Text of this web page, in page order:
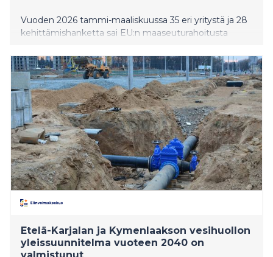
Vuoden 2026 tammi-maaliskuussa 35 eri yritystä ja 28
kehittämishanketta sai EU:n maaseuturahoitusta
ryhmien kautta. Yritysten investointeihin ja
kehittämistoimiin suunnattiin yhteensä yli 560 000
euroa ja kehittämishankkeisiin 1,2 miljoonaa euroa.
Etelä-Karjalan ja Kymenlaakson vesihuollon
yleissuunnitelma vuoteen 2040 on
valmistunut